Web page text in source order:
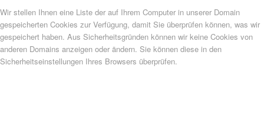
Wir stellen Ihnen eine Liste der auf Ihrem Computer in unserer Domain
gespeicherten Cookies zur Verfügung, damit Sie überprüfen können, was wir
gespeichert haben. Aus Sicherheitsgründen können wir keine Cookies von
anderen Domains anzeigen oder ändern. Sie können diese in den
Sicherheitseinstellungen Ihres Browsers überprüfen.